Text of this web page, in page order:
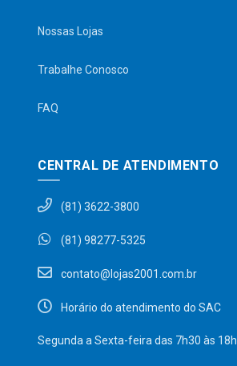
Nossas Lojas
Trabalhe Conosco
FAQ
CENTRAL DE ATENDIMENTO
(81) 3622-3800
(81) 98277-5325
contato@lojas2001.com.br
Horário do atendimento do SAC
Segunda a Sexta-feira das 7h30 às 18h